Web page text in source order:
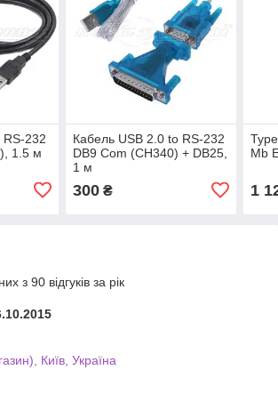
RS-232
1.5 м
Кабель USB 2.0 to RS-232
DB9 Com (CH340) + DB25,
1 м
300₴
Mb
1
з 90 відгуків за рік
Київ, Україна